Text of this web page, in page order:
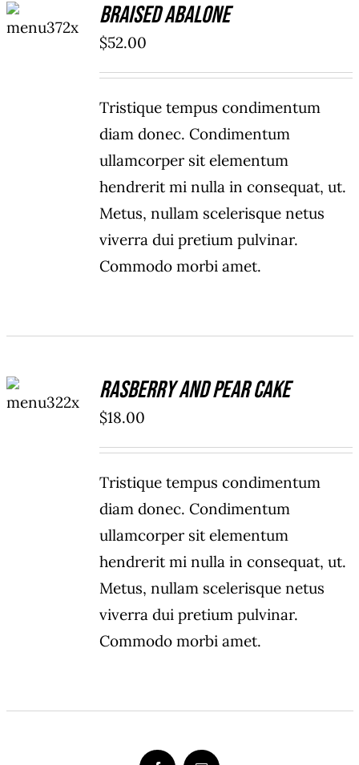
CART
/
Braised Abalone
$52.00
Tristique tempus condimentum
diam donec. Condimentum
ullamcorper sit elementum
hendrerit mi nulla in consequat, ut.
Metus, nullam scelerisque netus
viverra dui pretium pulvinar.
Commodo morbi amet.
CART
/
Rasberry And Pear Cake
$18.00
Tristique tempus condimentum
diam donec. Condimentum
ullamcorper sit elementum
hendrerit mi nulla in consequat, ut.
Metus, nullam scelerisque netus
viverra dui pretium pulvinar.
Commodo morbi amet.